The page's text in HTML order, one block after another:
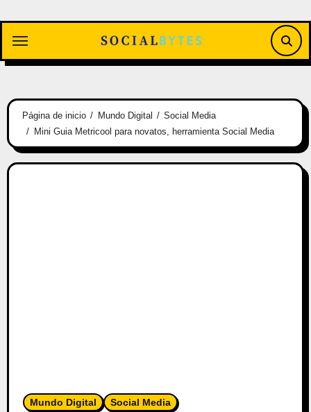
contenido
Página de inicio Mundo Digital
Social Media
Mini Guia Metricool para novatos, herramienta Social Media
Mundo Digital Social Media